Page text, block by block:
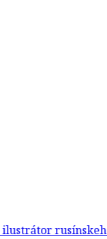
rusínskeho